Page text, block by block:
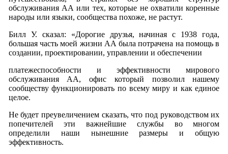
обслуживания АА или тех, которые не охватили коренные
народы или языки, сообщества похоже, не растут.
Билл У. сказал: «Дорогие друзья, начиная с 1938 года,
большая часть моей жизни АА была потрачена на помощь в
создании, проектировании, управлении и обеспечении
платежеспособности и эффективности мирового
обслуживания АА, офис который позволил нашему
сообществу функционировать по всему миру и как единое
целое.
Не будет преувеличением сказать, что под руководством их
попечителей эти важнейшие службы во многом
определили наши нынешние размеры и общую
эффективность.